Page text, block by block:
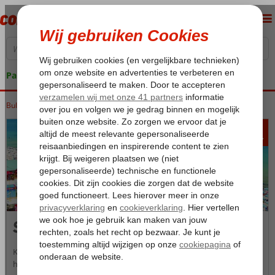
Pakketgarantie
Home
Bulgarije Zwarte Zee Sunny Beach
va 469 p.p.
Sunny Beach
Kijk je elk jaar weer met veel plezier uit naar je zomervakantie? Dan
hebben wij alvast nieuwe inspiratie voor je. Sunny Beach is namelijk